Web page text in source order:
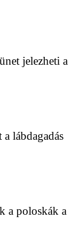
jelezheti a
lábdagadás
a poloskák a